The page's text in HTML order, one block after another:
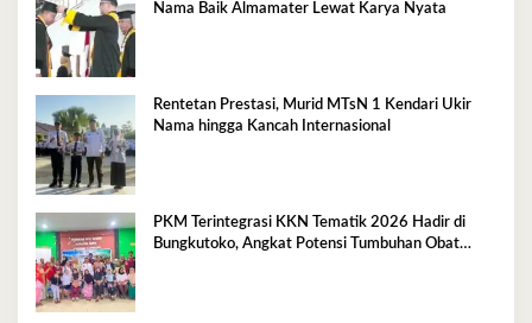
Nama Baik Almamater Lewat Karya Nyata
Rentetan Prestasi, Murid MTsN 1 Kendari Ukir
Nama hingga Kancah Internasional
PKM Terintegrasi KKN Tematik 2026 Hadir di
Bungkutoko, Angkat Potensi Tumbuhan Obat